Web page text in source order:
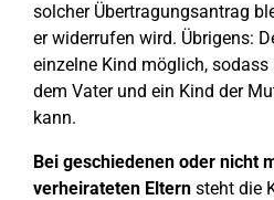
solcher Übertragungsantrag
er widerrufen wird. Übrigens:
einzelne Kind möglich,
dem Vater und ein Kind der
kann.
Bei geschiedenen oder nicht
verheirateten Eltern steht die